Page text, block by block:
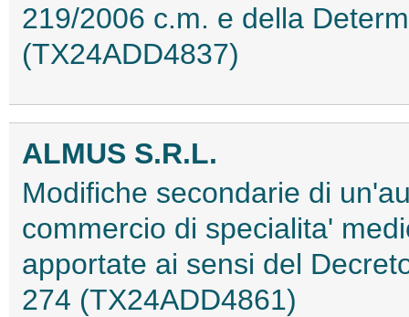
219/2006 c.m. e della
(TX24ADD4837)
ALMUS S.R.L.
Modifiche secondarie di
commercio di specialita'
apportate ai sensi del
274 (TX24ADD4861)